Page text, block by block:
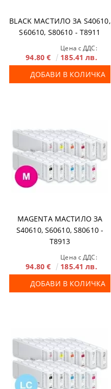
BLACK МАСТИЛО ЗА S40610,
S60610, S80610 - T8911
Цена с ДДС:
94.80 €
185.41 лв.
ДОБАВИ В КОЛИЧКА
MAGENTA МАСТИЛО ЗА
S40610, S60610, S80610 -
T8913
Цена с ДДС:
94.80 €
185.41 лв.
ДОБАВИ В КОЛИЧКА